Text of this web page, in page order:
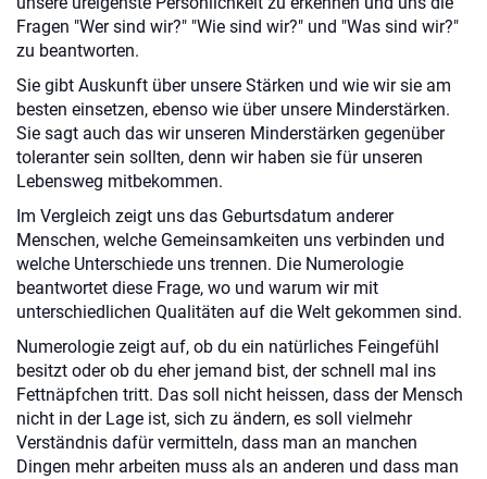
Fragen "Wer sind wir?" "Wie sind wir?" und "Was sind wir?"
zu beantworten.
Sie gibt Auskunft über unsere Stärken und wie wir sie am
besten einsetzen, ebenso wie über unsere Minderstärken.
Sie sagt auch das wir unseren Minderstärken gegenüber
toleranter sein sollten, denn wir haben sie für unseren
Lebensweg mitbekommen.
Im Vergleich zeigt uns das Geburtsdatum anderer
Menschen, welche Gemeinsamkeiten uns verbinden und
welche Unterschiede uns trennen. Die Numerologie
beantwortet diese Frage, wo und warum wir mit
unterschiedlichen Qualitäten auf die Welt gekommen sind.
Numerologie zeigt auf, ob du ein natürliches Feingefühl
besitzt oder ob du eher jemand bist, der schnell mal ins
Fettnäpfchen tritt. Das soll nicht heissen, dass der Mensch
nicht in der Lage ist, sich zu ändern, es soll vielmehr
Verständnis dafür vermitteln, dass man an manchen
Dingen mehr arbeiten muss als an anderen und dass man